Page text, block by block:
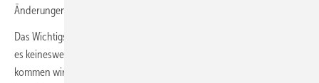
Änderungen ursprünglicher Restriktionen vorgenommen werden.
Das Wichtigste vorweg: Schon Ende Oktober zeichnete sich ab, dass
es keineswegs zu einem generellen Verbot neuer Ölheizungen
kommen wird. Der am 23. Oktober 2019 vom Bundeskabinett